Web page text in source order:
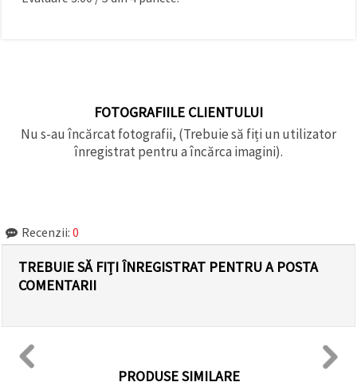
FOTOGRAFIILE CLIENTULUI
Nu s-au încărcat fotografii, (Trebuie să fiți un utilizator
înregistrat pentru a încărca imagini).
Recenzii: 0
TREBUIE SĂ FIȚI ÎNREGISTRAT PENTRU A POSTA
COMENTARII
PRODUSE SIMILARE